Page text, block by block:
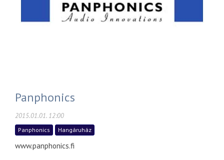
Panphonics
2015.01.01. 12:00
Panphonics Hangáruház
www.panphonics.fi